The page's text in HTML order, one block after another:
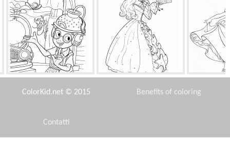
Linvenzione di Lewis Ventilatore Barbie
ColorKid.net © 2015 Benefits of coloring
Contatti